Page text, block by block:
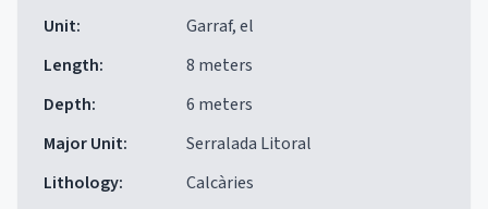
Unit:
Garraf, el
Length:
8 meters
Depth:
6 meters
Major Unit:
Serralada Litoral
Lithology:
Calcàries